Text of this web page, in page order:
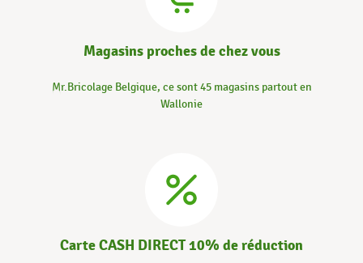
Magasins proches de chez vous
Mr.Bricolage Belgique, ce sont 45 magasins partout en
Wallonie
Carte CASH DIRECT 10% de réduction